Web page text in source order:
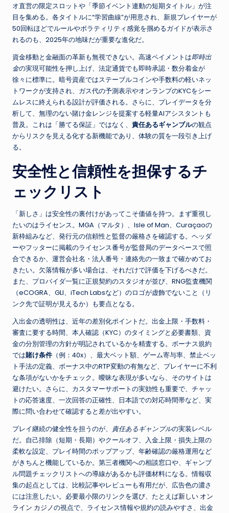
オ直営の限定スロットや「季節イベント連動の短期タイトル」が注
目を集める。各タイトルに“学習曲線”が用意され、新規プレイヤーが
50回転ほどでルールやボラティリティ感覚を掴めるガイドが表示さ
れるのも、2025年の地味だが重要な進化だ。
資金移動と金融面の革新も無視できない。高速ペイメントは即時出
金の実現可能性を押し上げ、法定通貨でも即時承認・数分着金が
徐々に標準に。暗号資産ではステーブルコインや手数料の軽いネッ
トワークが支持され、ガス代の予測表示やオンランプのKYCをシー
ムレスに終えられる設計が評価される。さらに、プレイデータを分
析して、無理のない賭け金レンジを提案する軽量AIアシスタントも
普及。これは「勝てる保証」ではなく、 責任あるギャンブルの観点
からリスクを見える化する新機能であり、体験の質を一段引き上げ
る。
安全性と信頼性を担保するチ
ェックリスト
「新しさ」は安全性の裏付けがあってこそ価値を持つ。まず重視し
たいのはライセンス。MGA（マルタ）、Isle of Man、Curaçaoの
新枠組みなど、発行元の信頼性と監督の厳格さを確認する。ヘッダ
ーやフッターに掲載のライセンス番号が監督局のデータベースで照
合できるか、運営会社名・法人番号・連絡先の一致まで確かめてお
きたい。欠落情報が多い場合は、それだけで評価を下げるべきだ。
また、プロバイダ一覧に正規契約のスタジオが並び、RNG監査機関
（eCOGRA、GLI、iTech Labsなど）のロゴが虚飾でないこと（リ
ンク先で証明が見えるか）も要点となる。
入出金の透明性は、近年の差別化ポイントだ。出金上限・手数料・
審査に要する時間、本人確認（KYC）のタイミングと必要書類、資
金の分別管理の方針が明記されているかを精査する。ボーナス規約
では賭け条件 （例：40x）、最大ベット額、ゲーム寄与率、禁止ベッ
ト手法の定義、ボーナス中のRTP変動の有無など、プレイヤーに不利
な条項がないかをチェック。曖昧な表現が多いなら、そのサイトは
避けたい。さらに、カスタマーサポートの実効性も重要で、チャッ
トの応答速度、一次回答の正確性、日本語での対応時間帯など、実
際に問い合わせて確認すると差が出やすい。
プレイ継続の健全性を担うのが、
責任あるギャンブルの実装レベル
だ。自己排除（短期・長期）やクールオフ、入金上限・損失上限の
柔軟な設定、プレイ時間のポップアップ、年齢確認の厳格運用など
がきちんと機能しているか。第三者機関への相談窓口や、ギャンブ
ル問題チェックリストへの導線があるかも評価材料になる。情報収
集の起点としては、比較記事やレビューも有用だが、広告色の濃さ
には注意したい。必要最小限のリンクを選び、たとえば新しい オン
ライン カジノの視点で、ライセンス情報や規約の読みやすさ、出金